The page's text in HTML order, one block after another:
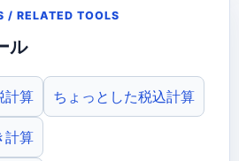
/ RELATED TOOLS
ル
計算 ちょっとした税込計算
計算